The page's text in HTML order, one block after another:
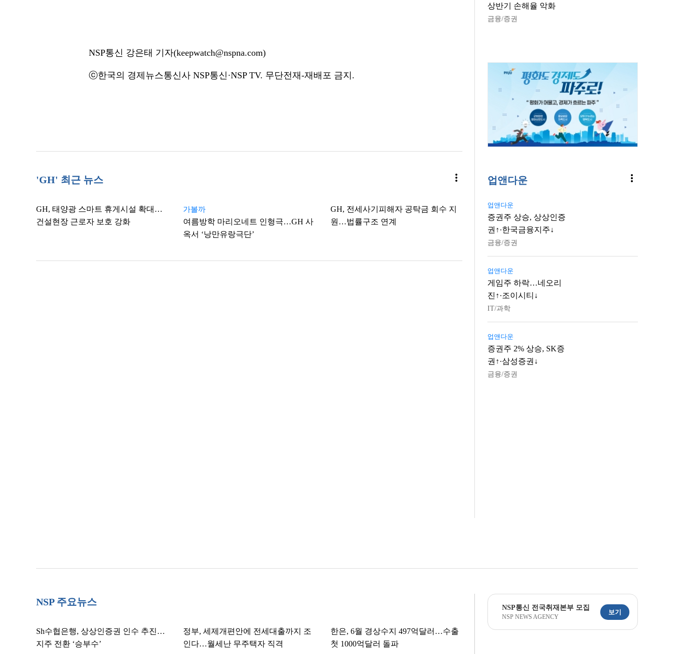
NSP통신 강은태 기자(keepwatch@nspna.com)
ⓒ한국의 경제뉴스통신사 NSP통신·NSP TV. 무단전재-재배포 금지.
'GH' 최근 뉴스 more_vert
GH, 태양광 스마트 휴게시설 확대…
건설현장 근로자 보호 강화
가볼까
여름방학 마리오네트 인형극…GH 사
옥서 ‘낭만유랑극단’
GH, 전세사기피해자 공탁금 회수 지
원…법률구조 연계
상반기 손해율 악화
금융/증권
업앤다운 more_vert
업앤다운
증권주 상승, 상상인증
권↑·한국금융지주↓
금융/증권
업앤다운
게임주 하락…네오리
진↑·조이시티↓
IT/과학
업앤다운
증권주 2% 상승, SK증
권↑·삼성증권↓
금융/증권
NSP 주요뉴스
Sh수협은행, 상상인증권 인수 추진…
지주 전환 ‘승부수’
정부, 세제개편안에 전세대출까지 조
인다…월세난 무주택자 직격
한은, 6월 경상수지 497억달러…수출
첫 1000억달러 돌파
NSP통신 전국취재본부 모집
NSP NEWS AGENCY
보기